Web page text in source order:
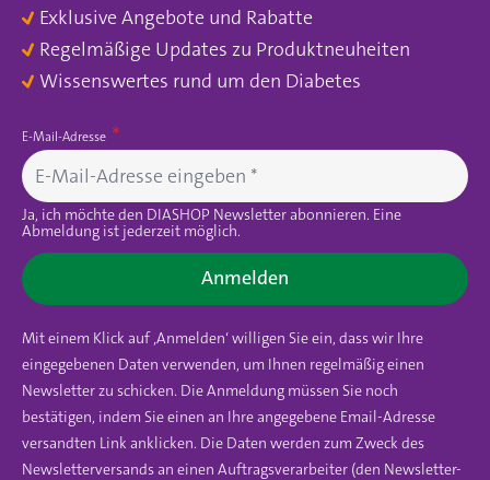
Exklusive Angebote und Rabatte
Regelmäßige Updates zu Produktneuheiten
Wissenswertes rund um den Diabetes
E-Mail-Adresse
Ja, ich möchte den DIASHOP Newsletter abonnieren. Eine
Abmeldung ist jederzeit möglich.
Anmelden
Mit einem Klick auf ‚Anmelden‘ willigen Sie ein, dass wir Ihre
eingegebenen Daten verwenden, um Ihnen regelmäßig einen
Newsletter zu schicken. Die Anmeldung müssen Sie noch
bestätigen, indem Sie einen an Ihre angegebene Email-Adresse
versandten Link anklicken. Die Daten werden zum Zweck des
Newsletterversands an einen Auftragsverarbeiter (den Newsletter-